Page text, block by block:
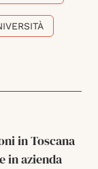
in Toscana
in azienda